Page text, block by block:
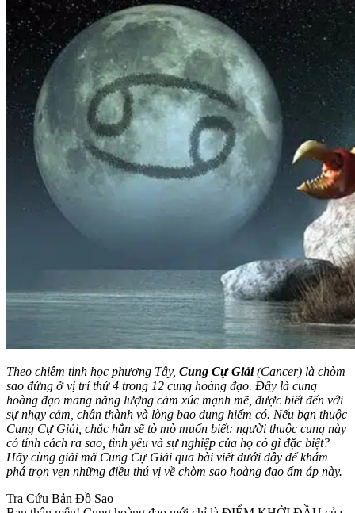
Theo chiêm tinh học phương Tây, Cung Cự Giải(Cancer) là chòm
sao đứng ở vị trí thứ 4 trong 12 cung hoàng đạo. Đây là cung
hoàng đạo mang năng lượng cảm xúc mạnh mẽ, được biết đến với
sự nhạy cảm, chân thành và lòng bao dung hiếm có. Nếu bạn thuộc
Cung Cự Giải, chắc hẳn sẽ tò mò muốn biết: người thuộc cung này
có tính cách ra sao, tình yêu và sự nghiệp của họ có gì đặc biệt?
Hãy cùng giải mã Cung Cự Giải qua bài viết dưới đây để khám
phá trọn vẹn những điều thú vị về chòm sao hoàng đạo ấm áp này.
Tra Cứu Bản Đồ Sao